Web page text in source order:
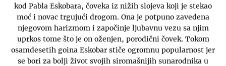
kod Pabla Eskobara, čoveka iz nižih slojeva koji je stekao
moć i novac trgujući drogom. Ona je potpuno zavedena
njegovom harizmom i započinje ljubavnu vezu sa njim
uprkos tome što je on oženjen, porodični čovek. Tokom
osamdesetih goina Eskobar stiče ogromnu popularnost jer
se bori za bolji život svojih siromašnijih sunarodnika u